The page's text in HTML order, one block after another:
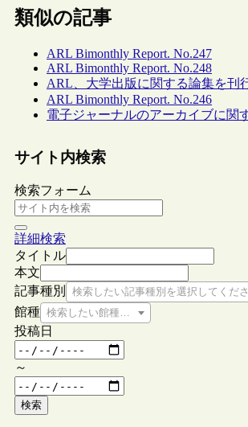
類似の記事
ARL Bimonthly Report. No.247
ARL Bimonthly Report. No.248
ARL、大学出版に関する論集を刊
ARL Bimonthly Report. No.246
電子ジャーナルのアーカイブに関
サイト内検索
検索フォーム
詳細検索
タイトル
本文
記事種別
検索したい記事種別を選択してくだ
館種 検索したい館種を選択してください
投稿日
～
検索